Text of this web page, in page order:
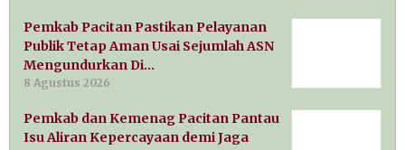
Pemkab Pacitan Pastikan Pelayanan
Publik Tetap Aman Usai Sejumlah ASN
Mengundurkan Di…
8 Agustus 2026
Pemkab dan Kemenag Pacitan Pantau
Isu Aliran Kepercayaan demi Jaga